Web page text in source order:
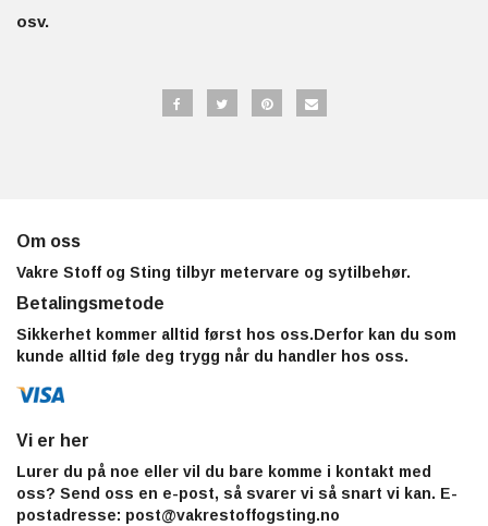
osv.
Om oss
Vakre Stoff og Sting tilbyr metervare og sytilbehør.
Betalingsmetode
Sikkerhet kommer alltid først hos oss.Derfor kan du som
kunde alltid føle deg trygg når du handler hos oss.
Vi er her
Lurer du på noe eller vil du bare komme i kontakt med
oss? Send oss en e-post, så svarer vi så snart vi kan. E-
postadresse: post@vakrestoffogsting.no